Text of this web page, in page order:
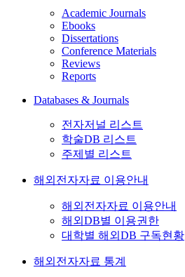
Academic Journals
Ebooks
Dissertations
Conference Materials
Reviews
Reports
Databases & Journals
전자저널 리스트
학술DB 리스트
주제별 리스트
해외전자자료 이용안내
해외전자자료 이용안내
해외DB별 이용권한
대학별 해외DB 구독현황
해외전자자료 통계